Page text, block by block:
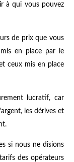
à qui vous pouvez
de prix que vous
en place par le
ceux mis en place
lucratif, car
les dérives et
si nous ne disions
des opérateurs